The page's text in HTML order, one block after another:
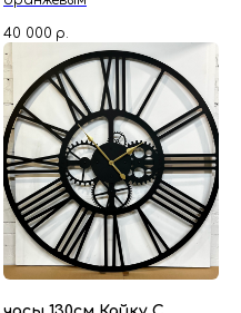
40 000 р.